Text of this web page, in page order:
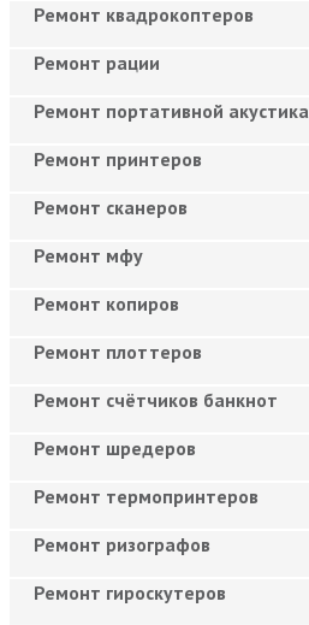
Ремонт квадрокоптеров
Ремонт рации
Ремонт портативной акустика
Ремонт принтеров
Ремонт сканеров
Ремонт мфу
Ремонт копиров
Ремонт плоттеров
Ремонт счётчиков банкнот
Ремонт шредеров
Ремонт термопринтеров
Ремонт ризографов
Ремонт гироскутеров